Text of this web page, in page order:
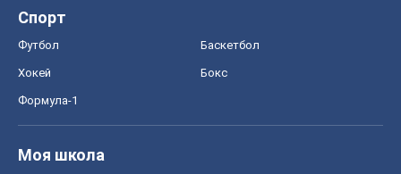
Спорт
Футбол Баскетбол
Хокей Бокс
Формула-1
Моя школа